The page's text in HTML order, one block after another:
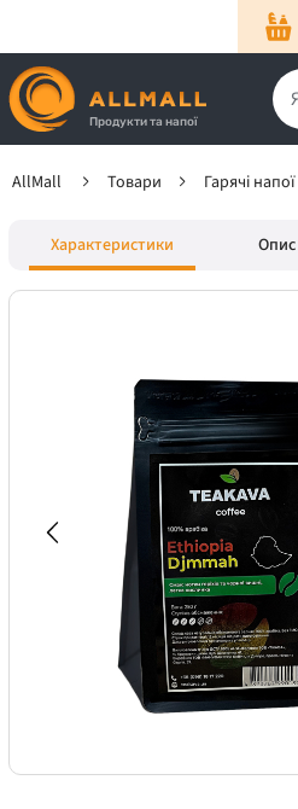
Продукти та напої
AllMall Товари Гарячі напої
Характеристики Опис